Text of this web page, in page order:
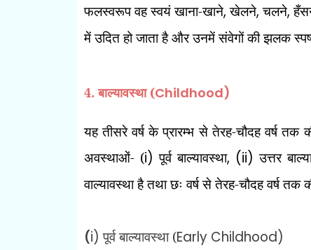
फलस्वरूप वह स्वयं खाना-खाने,खेलने,चलने,
में उदित हो जाता है और उनमें संवेगों की झलक
4. बाल्यावस्था (Childhood)
यह तीसरे वर्ष के प्रारम्भ से तेरह-चौदह वर्ष
अवस्थाओं- (i)पूर्व बाल्यावस्था, (ii)उत्तर
वाल्यावस्था है तथा छः वर्ष से तेरह-चौदह वर्ष तक
(i)पूर्व बाल्यावस्था (Early Childhood)